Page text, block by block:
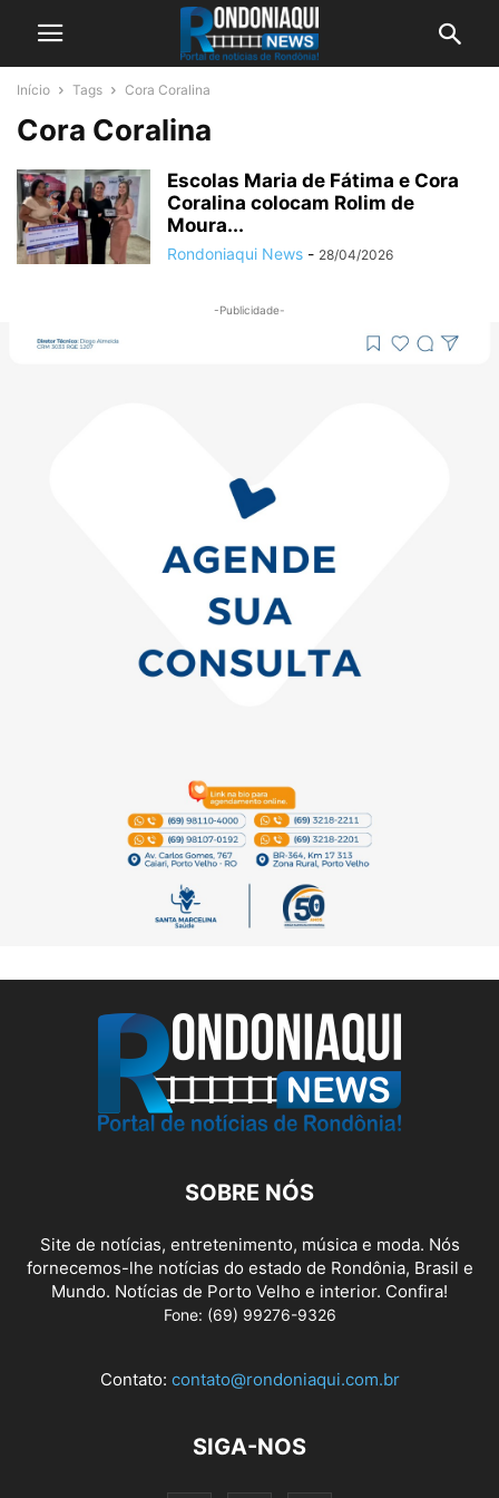
Início Tags Cora Coralina
Cora Coralina
Escolas Maria de Fátima e Cora
Coralina colocam Rolim de
Moura...
Rondoniaqui News - 28/04/2026
-Publicidade-
SOBRE NÓS
Site de notícias, entretenimento, música e moda. Nós
fornecemos-lhe notícias do estado de Rondônia, Brasil e
Mundo. Notícias de Porto Velho e interior. Confira!
Fone: (69) 99276-9326
Contato: contato@rondoniaqui.com.br
SIGA-NOS